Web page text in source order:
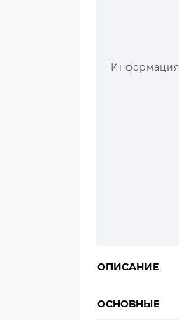
Информация
ОПИСАНИЕ
ОСНОВНЫЕ